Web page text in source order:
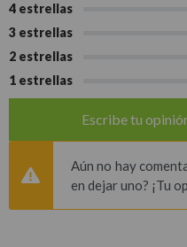
4 estrellas
3 estrellas
2 estrellas
1 estrellas
Escribe tu
Aún no hay
en dejar uno? ¡Tu